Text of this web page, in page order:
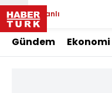
Canlı
Gündem Ekonomi